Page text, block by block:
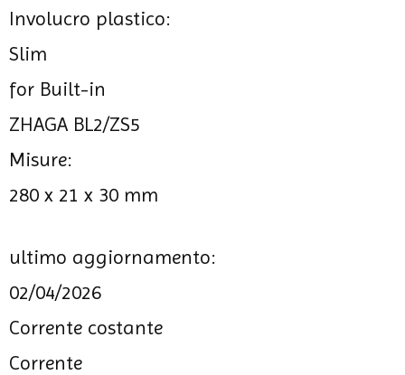
Involucro plastico:
Slim
for Built-in
ZHAGA BL2/ZS5
Misure:
280 x 21 x 30 mm
ultimo aggiornamento:
02/04/2026
Corrente costante
Corrente